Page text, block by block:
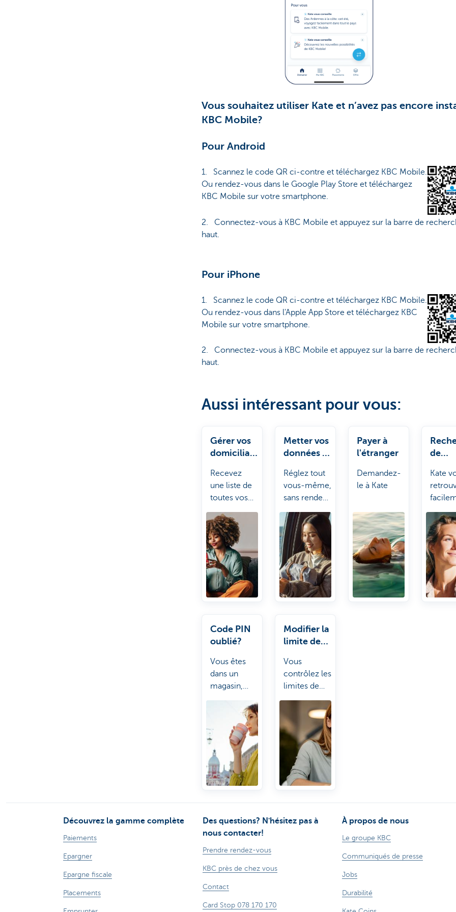
Vous souhaitez utiliser Kate et n’avez pas encore
KBC Mobile?
Pour Android
1. Scannez le code QR ci-contre et téléchargez KBC Mobile.
Ou rendez-vous dans le Google Play Store et téléchargez
KBC Mobile sur votre smartphone.
2. Connectez-vous à KBC Mobile et appuyez sur la barre de
haut.
Pour iPhone
1. Scannez le code QR ci-contre et téléchargez KBC Mobile.
Ou rendez-vous dans l'Apple App Store et téléchargez KBC
Mobile sur votre smartphone.
2. Connectez-vous à KBC Mobile et appuyez sur la barre de
haut.
Aussi intéressant pour vous:
Gérer vos
domiciliati
Recevez
une liste de
toutes vos
domiciliations
en cours.
Metter vos
données à
Réglez tout
vous-même,
sans rendez-
vous.
Payer à
l'étranger
Demandez-
le à Kate
de
s
Kate
des
tels
ou
Code PIN
oublié?
Vous êtes
dans un
magasin,
prêt à payer,
mais vous
avez oublié
votre code
PIN? Kate
vous vient
en aide.
Modifier la
limite de
carte?
Vous
contrôlez les
limites de
votre
compte et
de votre
carte de
paiement.
Kate it!
Découvrez la gamme complète
Paiements
Epargner
Epargne fiscale
Placements
Des questions? N'hésitez pas à
nous contacter!
Prendre rendez-vous
KBC près de chez vous
Contact
Card Stop 078 170 170
À propos de nous
Le groupe KBC
Communiqués de presse
Jobs
Durabilité